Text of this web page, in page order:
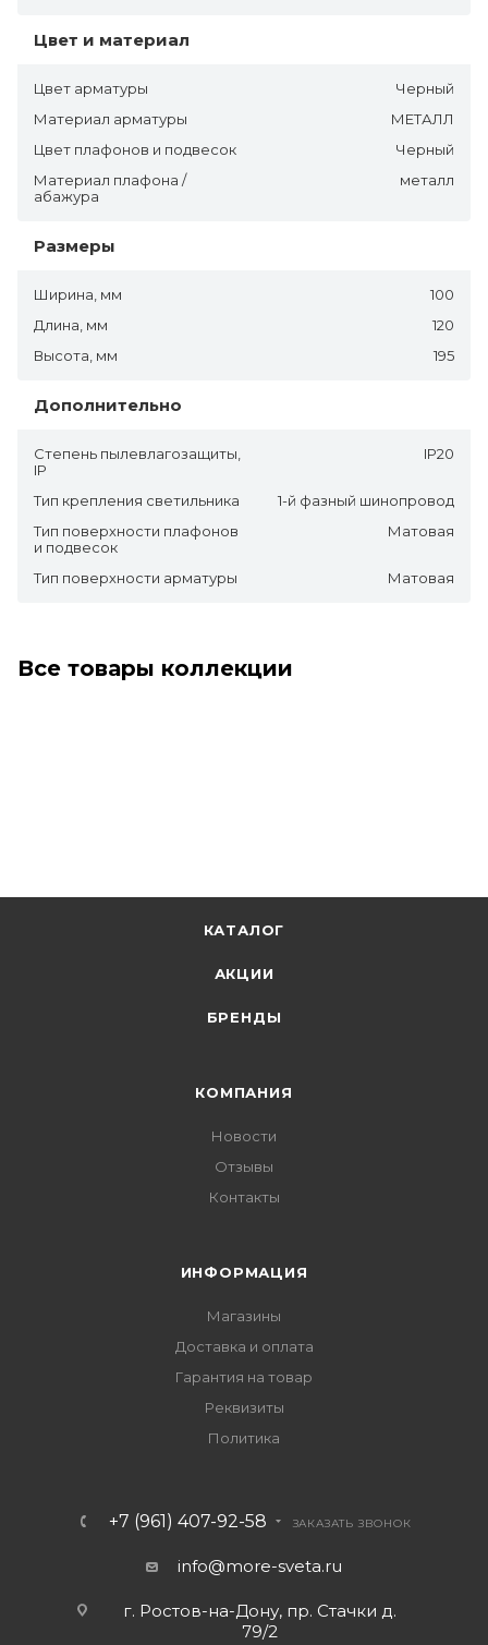
Цвет и материал
Цвет арматуры
Черный
Материал арматуры
МЕТАЛЛ
Цвет плафонов и подвесок
Черный
Материал плафона /
абажура
металл
Размеры
Ширина, мм
100
Длина, мм
120
Высота, мм
195
Дополнительно
Степень пылевлагозащиты,
IP
IP20
Тип крепления светильника
1-й фазный шинопровод
Тип поверхности плафонов
и подвесок
Матовая
Тип поверхности арматуры Матовая
Все товары коллекции
КАТАЛОГ
АКЦИИ
БРЕНДЫ
КОМПАНИЯ
Новости
Отзывы
Контакты
ИНФОРМАЦИЯ
Магазины
Доставка и оплата
Гарантия на товар
Реквизиты
Политика
+7 (961) 407-92-58 ЗАКАЗАТЬ ЗВОНОК
info@more-sveta.ru
г. Ростов-на-Дону, пр. Стачки д.
79/2